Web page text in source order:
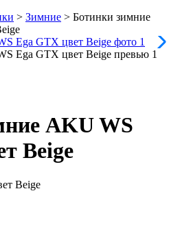
> Зимние > Ботинки зимние
AKU WS
Beige
Beige